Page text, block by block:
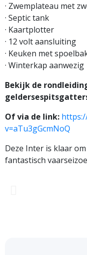
· Zwemplateau met
· Septic tank
· Kaartplotter
· 12 volt aansluiting
· Keuken met
· Winterkap aanwezig
Bekijk de
Of via de link:
v=aTu3gGcmNoQ
Deze Inter is klaar
fantastisch